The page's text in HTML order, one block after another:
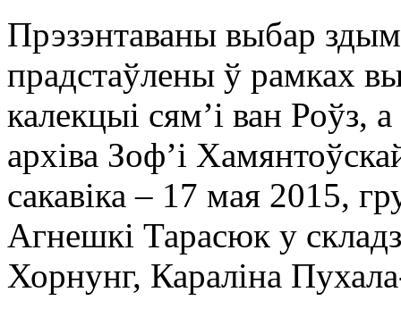
Прэзэнтаваны выбар
прадстаўлены ў рамках
калекцыі сям’і ван Роўз,
архіва Зоф’і
сакавіка – 17 мая 2015,
Агнешкі Тарасюк у
Хорнунг, Караліна